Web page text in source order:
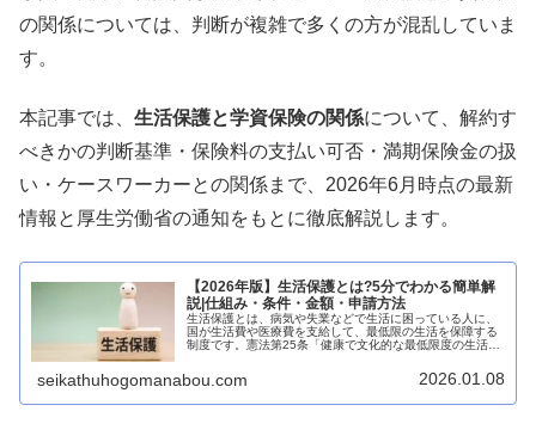
の関係については、判断が複雑で多くの方が混乱していま
す。
本記事では、 生活保護と学資保険の関係について、解約す
べきかの判断基準・保険料の支払い可否・満期保険金の扱
い・ケースワーカーとの関係まで、2026年6月時点の最新
情報と厚生労働省の通知をもとに徹底解説します。
【2026年版】生活保護とは?5分でわかる簡単解
説|仕組み・条件・金額・申請方法
生活保護とは、病気や失業などで生活に困っている人に、
国が生活費や医療費を支給して、最低限の生活を保障する
制度です。憲法第25条「健康で文化的な最低限度の生活を
seikathuhogomanabou.com 2026.01.08